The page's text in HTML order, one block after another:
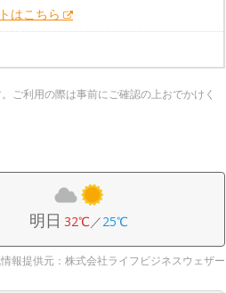
はこちら
ご利用の際は事前にご確認の上おでかけく
明日 32℃／25℃
報提供元：株式会社ライフビジネスウェザー